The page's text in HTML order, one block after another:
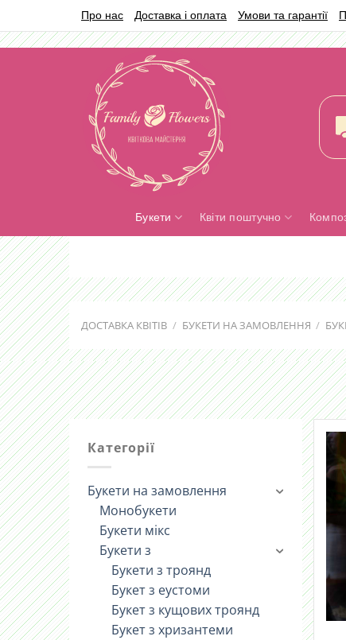
to
content
Про нас Доставка і оплата Умови та гарантії
Букети Квіти поштучно
ДОСТАВКА КВІТІВ / БУКЕТИ НА ЗАМОВЛЕННЯ /
Категорії
Букети на замовлення
Монобукети
Букети мікс
Букети з
Букети з троянд
Букет з еустоми
Букет з кущових троянд
Букет з хризантеми